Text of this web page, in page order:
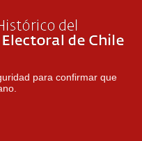
para confirmar que